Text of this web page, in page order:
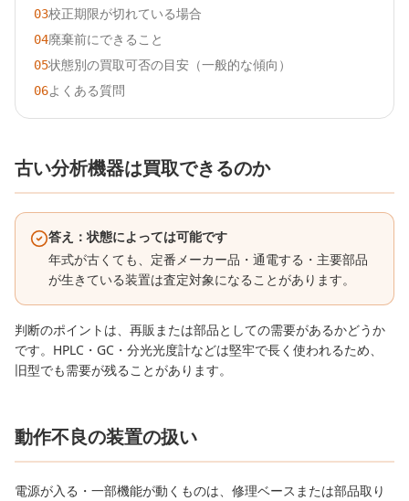
03校正期限が切れている場合
04廃棄前にできること
05状態別の買取可否の目安（一般的な傾向）
06よくある質問
古い分析機器は買取できるのか
答え：状態によっては可能です
年式が古くても、定番メーカー品・通電する・主要部品
が生きている装置は査定対象になることがあります。
判断のポイントは、再販または部品としての需要があるかどうか
です。HPLC・GC・分光光度計などは堅牢で長く使われるため、
旧型でも需要が残ることがあります。
動作不良の装置の扱い
電源が入る・一部機能が動くものは、修理ベースまたは部品取り